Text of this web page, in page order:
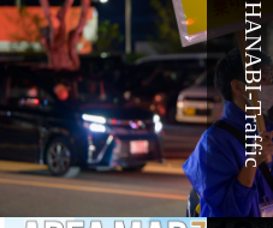
HANABI-Traffic